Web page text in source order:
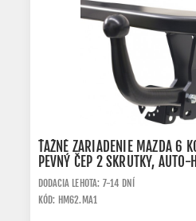
ŤAŽNÉ ZARIADENIE MAZDA 6
PEVNÝ ČEP 2 SKRUTKY, AUTO-
DODACIA LEHOTA: 7-14 DNÍ
KÓD: HM62.MA1